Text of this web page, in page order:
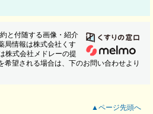
と付随する画像・紹介
局情報は株式会社くす
株式会社メドレーの提
望される場合は、下のお問い合わせより
▲ページ先頭へ